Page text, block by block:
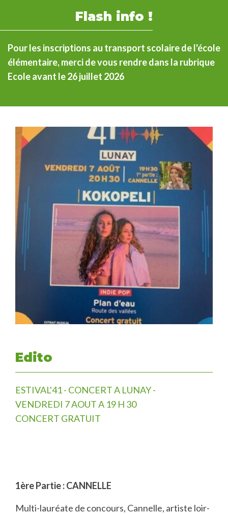
Flash info !
Pour les inscriptions au transport scolaire de l'école
élémentaire, merci de vous rendre dans la rubrique
Ecole avant le 26 juillet 2026
Edito
ESTIVAL'41 - CONCERT A LUNAY -
VENDREDI 7 AOUT A 19 H 30
CONCERT GRATUIT
1ère Partie : CANNELLE
Multi-lauréate de concours, Cannelle, artiste loir-